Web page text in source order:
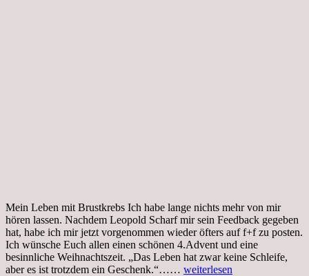
Mein Leben mit Brustkrebs Ich habe lange nichts mehr von mir
hören lassen. Nachdem Leopold Scharf mir sein Feedback gegeben
hat, habe ich mir jetzt vorgenommen wieder öfters auf f+f zu posten.
Ich wünsche Euch allen einen schönen 4.Advent und eine
besinnliche Weihnachtszeit. „Das Leben hat zwar keine Schleife,
aber es ist trotzdem ein Geschenk.“…… Sprüche
weiterlesen